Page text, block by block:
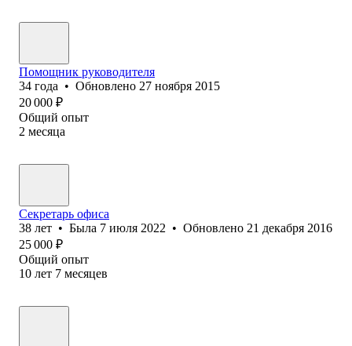
Помощник руководителя
34 года • Обновлено 27 ноября 2015
20 000 ₽
Общий опыт
2 месяца
Секретарь офиса
38 лет • Была 7 июля 2022 • Обновлено 21 декабря 2016
25 000 ₽
Общий опыт
10 лет 7 месяцев